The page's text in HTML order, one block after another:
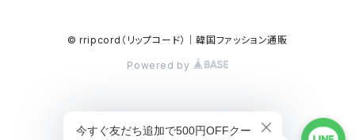
© rripcord（リップコード）｜韓国ファッション通販
Powered by